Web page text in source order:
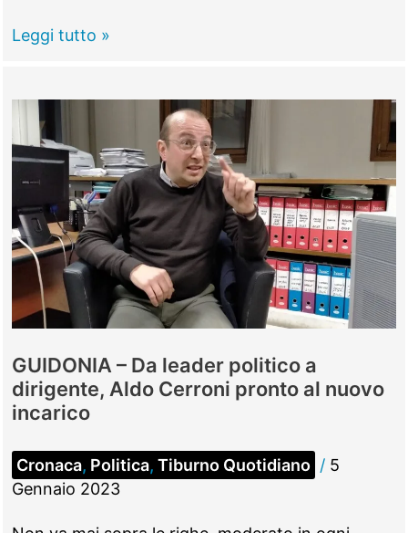
GUIDONIA
aperto
lo
sportello
informativo
da
35
mila
euro
l’anno
Leggi tutto »
GUIDONIA – Da leader politico a
dirigente, Aldo Cerroni pronto al nuovo
incarico
Cronaca, Politica, Tiburno Quotidiano / 5
Gennaio 2023